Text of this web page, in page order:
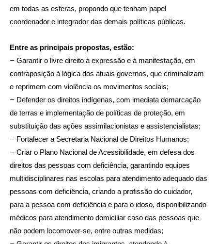
em todas as esferas, propondo que tenham papel
coordenador e integrador das demais políticas públicas.
Entre as principais propostas, estão:
– Garantir o livre direito à expressão e à manifestação, em
contraposição à lógica dos atuais governos, que criminalizam
e reprimem com violência os movimentos sociais;
– Defender os direitos indígenas, com imediata demarcação
de terras e implementação de políticas de proteção, em
substituição das ações assimilacionistas e assistencialistas;
– Fortalecer a Secretaria Nacional de Direitos Humanos;
– Criar o Plano Nacional de Acessibilidade, em defesa dos
direitos das pessoas com deficiência, garantindo equipes
multidisciplinares nas escolas para atendimento adequado das
pessoas com deficiência, criando a profissão do cuidador,
para a pessoa com deficiência e para o idoso, disponibilizando
médicos para atendimento domiciliar caso das pessoas que
não podem locomover-se, entre outras medidas;